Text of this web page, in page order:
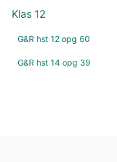
Klas 12
G&R hst 12 opg 60
G&R hst 14 opg 39